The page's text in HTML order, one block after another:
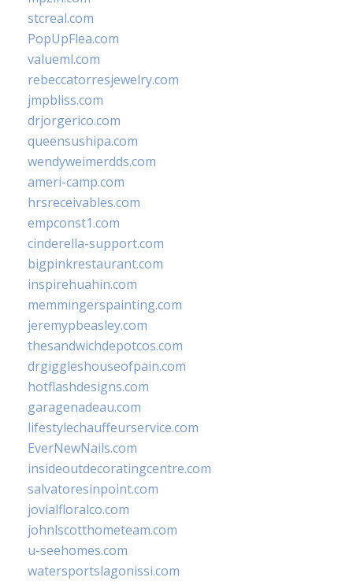
stcreal.com
PopUpFlea.com
valueml.com
rebeccatorresjewelry.com
jmpbliss.com
drjorgerico.com
queensushipa.com
wendyweimerdds.com
ameri-camp.com
hrsreceivables.com
empconst1.com
cinderella-support.com
bigpinkrestaurant.com
inspirehuahin.com
memmingerspainting.com
jeremypbeasley.com
thesandwichdepotcos.com
drgiggleshouseofpain.com
hotflashdesigns.com
garagenadeau.com
lifestylechauffeurservice.com
EverNewNails.com
insideoutdecoratingcentre.com
salvatoresinpoint.com
jovialfloralco.com
johnlscotthometeam.com
u-seehomes.com
watersportslagonissi.com